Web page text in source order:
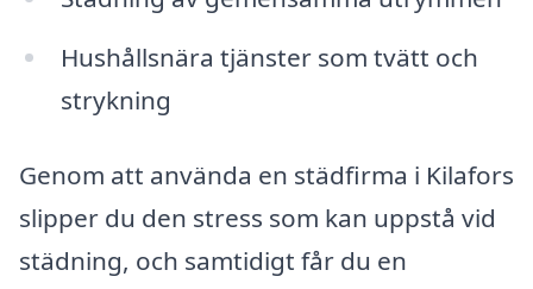
Hushållsnära tjänster som tvätt och
strykning
Genom att använda en städfirma i Kilafors
slipper du den stress som kan uppstå vid
städning, och samtidigt får du en